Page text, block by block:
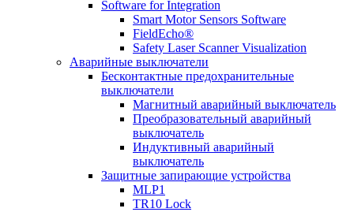
Software for Integration
Smart Motor Sensors Software
FieldEcho®
Safety Laser Scanner Visualization
Аварийные выключатели
Бесконтактные предохранительные
выключатели
Магнитный аварийный выключатель
Преобразовательный аварийный
выключатель
Индуктивный аварийный
выключатель
Защитные запирающие устройства
MLP1
TR10 Lock